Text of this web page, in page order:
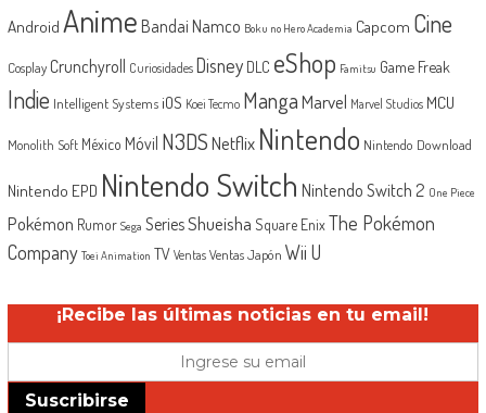
Android Anime Bandai Namco Boku no Hero Academia Capcom Cine
Cosplay Crunchyroll Curiosidades Disney DLC eShop Famitsu Game Freak
Indie Intelligent Systems iOS Koei Tecmo MangaMarvel Marvel Studios MCU
Monolith Soft México Móvil N3DSNetflix Nintendo Nintendo Download
Nintendo EPD Nintendo Switch Nintendo Switch 2 One Piece
Pokémon Rumor Sega SeriesShueisha Square EnixThe Pokémon
Company Toei Animation TV Ventas Ventas Japón Wii U
¡Recibe las últimas noticias en tu email!
Suscribirse